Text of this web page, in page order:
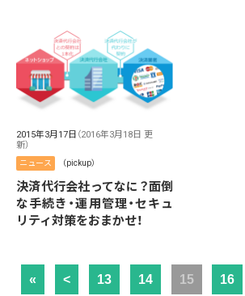
2015年3月17日 （2016年3月18日 更
新）
ニュース （pickup）
決済代行会社ってなに？面倒
な手続き・運用管理・セキュ
リティ対策をおまかせ！
« < 13 14 15 16